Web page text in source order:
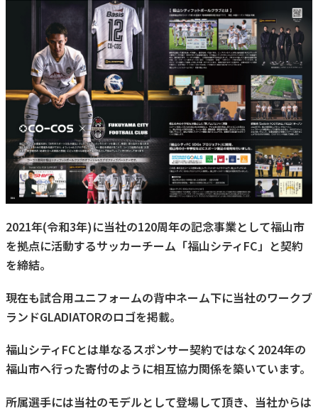
2021年(令和3年)に当社の120周年の記念事業として福山市
を拠点に活動するサッカーチーム「福山シティFC」と契約
を締結。
現在も試合用ユニフォームの背中ネーム下に当社のワークブ
ランドGLADIATORのロゴを掲載。
福山シティFCとは単なるスポンサー契約ではなく2024年の
福山市へ行った寄付のように相互協力関係を築いています。
所属選手には当社のモデルとして登場して頂き、当社からは